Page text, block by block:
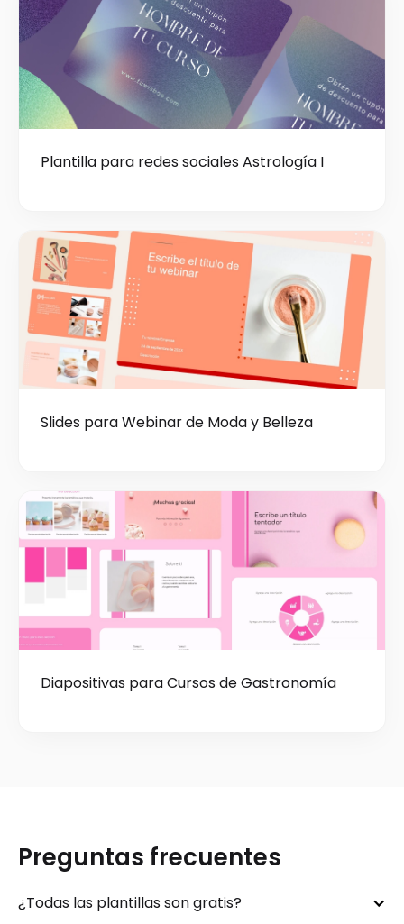
Plantilla para redes sociales Astrología I
Slides para Webinar de Moda y Belleza
Diapositivas para Cursos de Gastronomía
Preguntas frecuentes
¿Todas las plantillas son gratis?